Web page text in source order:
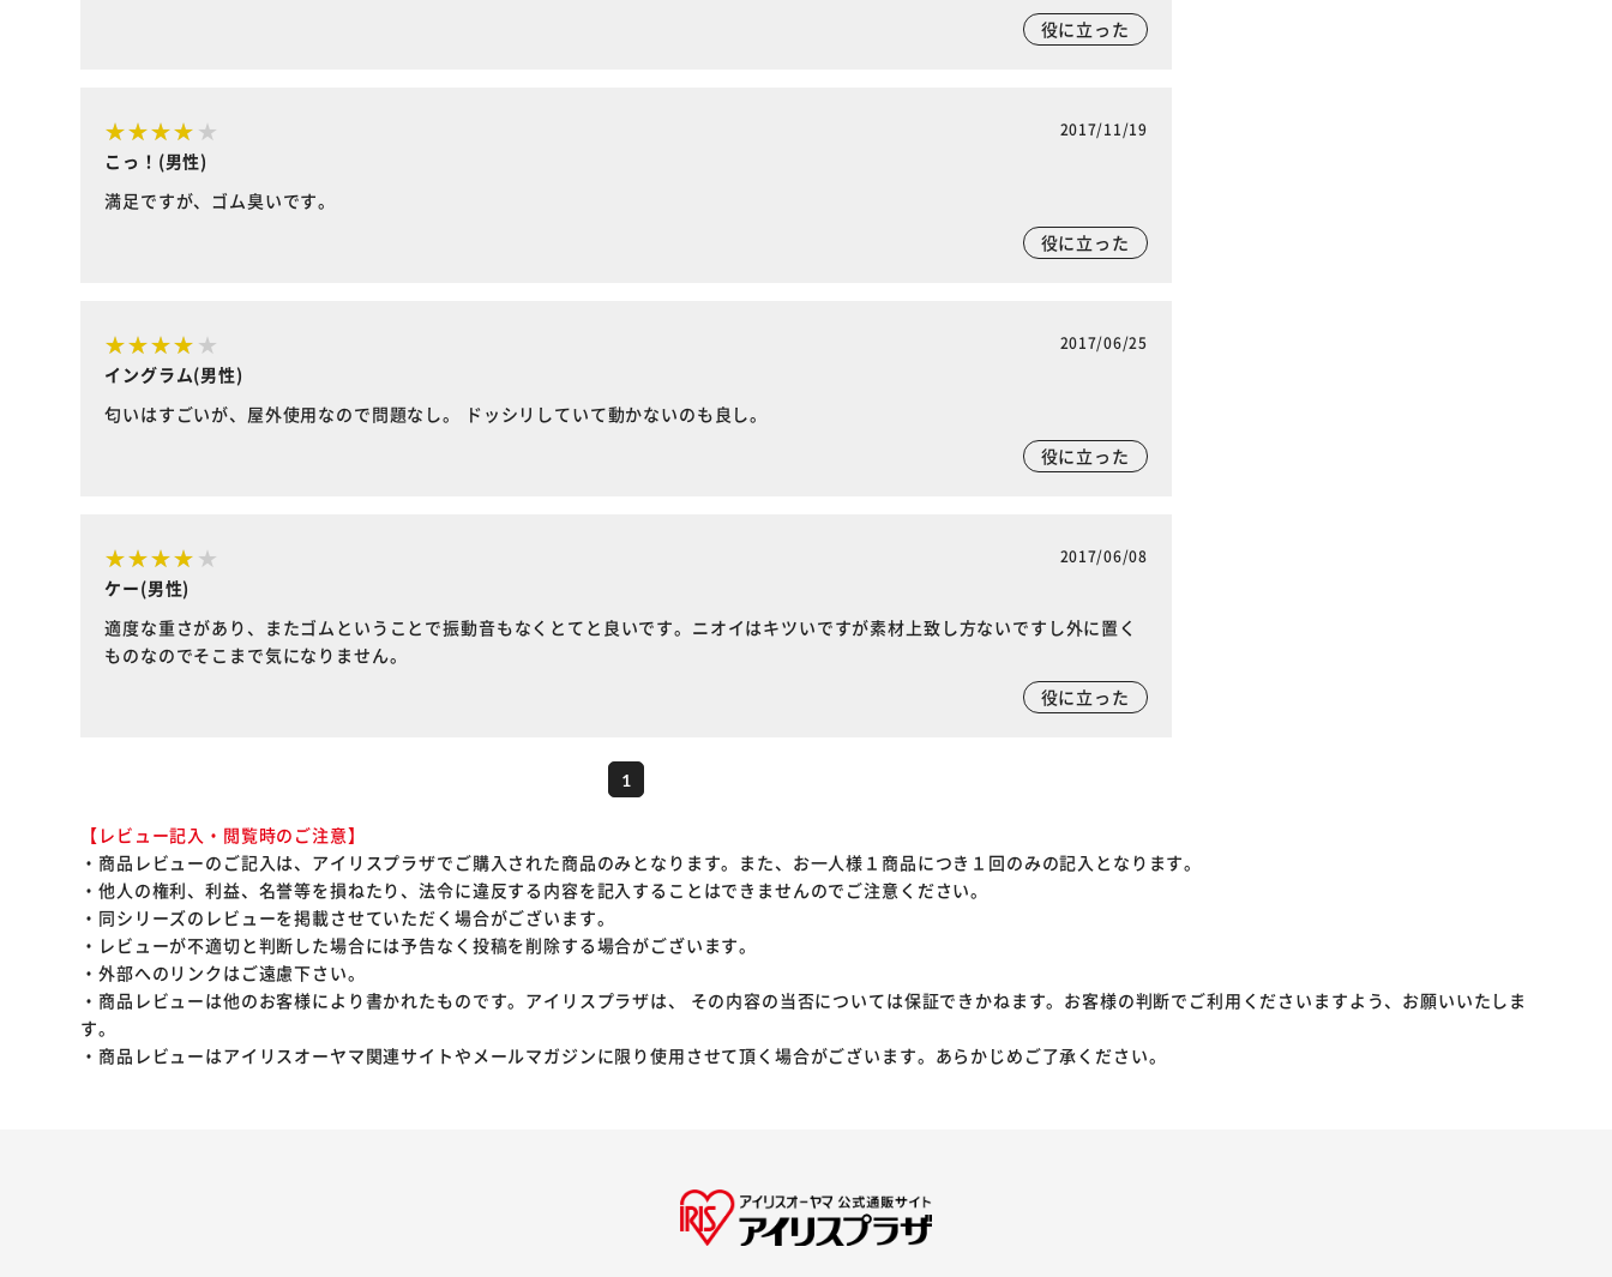
役に立った
2017/11/19
こっ！(男性)
満足ですが、ゴム臭いです。
役に立った
2017/06/25
イングラム(男性)
匂いはすごいが、屋外使用なので問題なし。 ドッシリしていて動かないのも良し。
役に立った
2017/06/08
ケー(男性)
適度な重さがあり、またゴムということで振動音もなくとてと良いです。ニオイはキツいですが素材上致し方ないですし外に置く
ものなのでそこまで気になりません。
役に立った
1
【レビュー記入・閲覧時のご注意】
・商品レビューのご記入は、アイリスプラザでご購入された商品のみとなります。また、お一人様１商品につき１回のみの記入となります。
・他人の権利、利益、名誉等を損ねたり、法令に違反する内容を記入することはできませんのでご注意ください。
・同シリーズのレビューを掲載させていただく場合がございます。
・レビューが不適切と判断した場合には予告なく投稿を削除する場合がございます。
・外部へのリンクはご遠慮下さい。
・商品レビューは他のお客様により書かれたものです。アイリスプラザは、 その内容の当否については保証できかねます。お客様の判断でご利用くださいますよう、お願いいたしま
す。
・商品レビューはアイリスオーヤマ関連サイトやメールマガジンに限り使用させて頂く場合がございます。あらかじめご了承ください。